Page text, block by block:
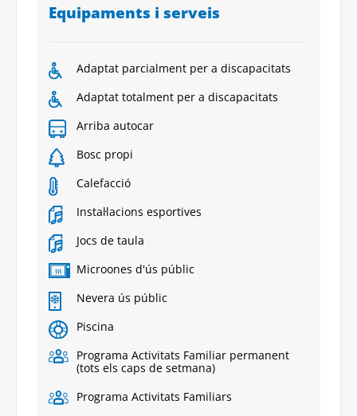
Equipaments i serveis
Adaptat parcialment per a discapacitats
Adaptat totalment per a discapacitats
Arriba autocar
Bosc propi
Calefacció
Instal·lacions esportives
Jocs de taula
Microones d'ús públic
Nevera ús públic
Piscina
Programa Activitats Familiar permanent
(tots els caps de setmana)
Programa Activitats Familiars